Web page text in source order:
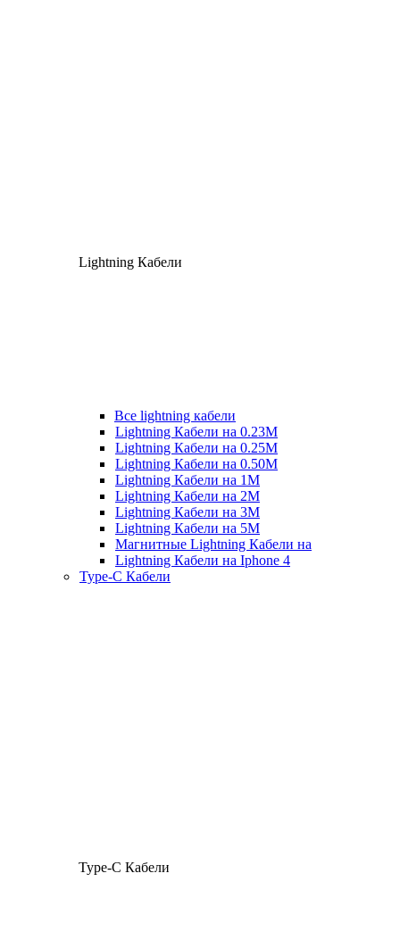
Lightning Кабели
Все lightning кабели
Lightning Кабели на 0.23М
Lightning Кабели на 0.25М
Lightning Кабели на 0.50М
Lightning Кабели на 1М
Lightning Кабели на 2М
Lightning Кабели на 3М
Lightning Кабели на 5М
Магнитные Lightning Кабели на
Lightning Кабели на Iphone 4
Type-C Кабели
Type-C Кабели